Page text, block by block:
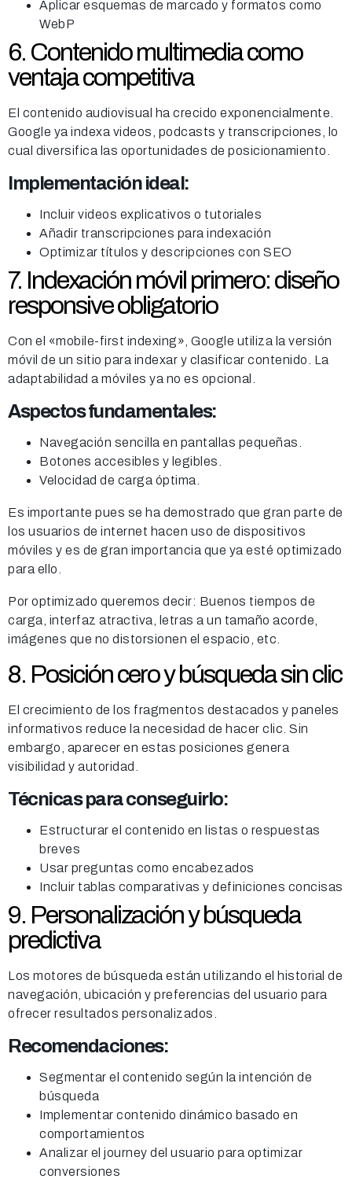
Aplicar esquemas de marcado y formatos como
WebP
6. Contenido multimedia como
ventaja competitiva
El contenido audiovisual ha crecido exponencialmente.
Google ya indexa videos, podcasts y transcripciones, lo
cual diversifica las oportunidades de posicionamiento.
Implementación ideal:
Incluir videos explicativos o tutoriales
Añadir transcripciones para indexación
Optimizar títulos y descripciones con SEO
7. Indexación móvil primero: diseño
responsive obligatorio
Con el «mobile-first indexing», Google utiliza la versión
móvil de un sitio para indexar y clasificar contenido. La
adaptabilidad a móviles ya no es opcional.
Aspectos fundamentales:
Navegación sencilla en pantallas pequeñas.
Botones accesibles y legibles.
Velocidad de carga óptima.
Es importante pues se ha demostrado que gran parte de
los usuarios de internet hacen uso de dispositivos
móviles y es de gran importancia que ya esté optimizado
para ello.
Por optimizado queremos decir: Buenos tiempos de
carga, interfaz atractiva, letras a un tamaño acorde,
imágenes que no distorsionen el espacio, etc.
8. Posición cero y búsqueda sin clic
El crecimiento de los fragmentos destacados y paneles
informativos reduce la necesidad de hacer clic. Sin
embargo, aparecer en estas posiciones genera
visibilidad y autoridad.
Técnicas para conseguirlo:
Estructurar el contenido en listas o respuestas
breves
Usar preguntas como encabezados
Incluir tablas comparativas y definiciones concisas
9. Personalización y búsqueda
predictiva
Los motores de búsqueda están utilizando el historial de
navegación, ubicación y preferencias del usuario para
ofrecer resultados personalizados.
Recomendaciones:
Segmentar el contenido según la intención de
búsqueda
Implementar contenido dinámico basado en
comportamientos
Analizar el journey del usuario para optimizar
conversiones